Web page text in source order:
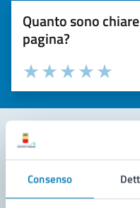
Consenso
Quanto sono
pagina?
Valuta la chiarezza delle
Seleziona il numero di
Valuta 5
Valuta 4
Valuta 3 stelle
Valuta 2 stelle su 5
Valuta 1 stelle su 5
Leggi le domande